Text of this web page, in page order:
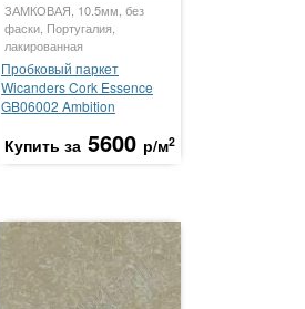
ЗАМКОВАЯ, 10.5мм, без
фаски, Португалия,
лакированная
Пробковый паркет
Wicanders Cork Essence
GB06002 Ambition
Купить за 5600 р/м2